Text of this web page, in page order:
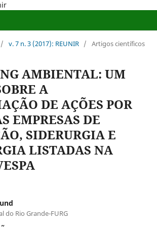
/ v. 7 n. 3 (2017): REUNIR / Artigos científicos
AMBIENTAL: UM
A
DE AÇÕES POR
EMPRESAS DE
SIDERURGIA E
LISTADAS NA
do Rio Grande-FURG